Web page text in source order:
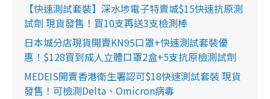
【快速測試套裝】深水埗電子特賣城$15快速抗原測
試劑 現貨發售！買10支再送3支檢測棒
日本城分店現貨開賣KN95口罩+快速測試套裝優
惠！$128買到成人立體口罩2盒+5支抗原檢測試劑
MEDEIS開賣香港衛生署認可$18快速測試套裝 現貨
發售！可檢測Delta、Omicron病毒